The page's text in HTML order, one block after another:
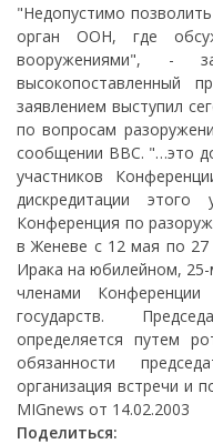
"Недопустимо
орган ООН, где
вооружениями", -
высокопоставленный
заявлением выступил
по вопросам
сообщении ВВС. "…это
участников
дискредитации
Конференция по
в Женеве с 12 мая по 27
Ирака на юбилейном,
членами
государств.
определяется путем
обязанности
организация встречи и
MIGnews от 14.02.2003
Поделиться: